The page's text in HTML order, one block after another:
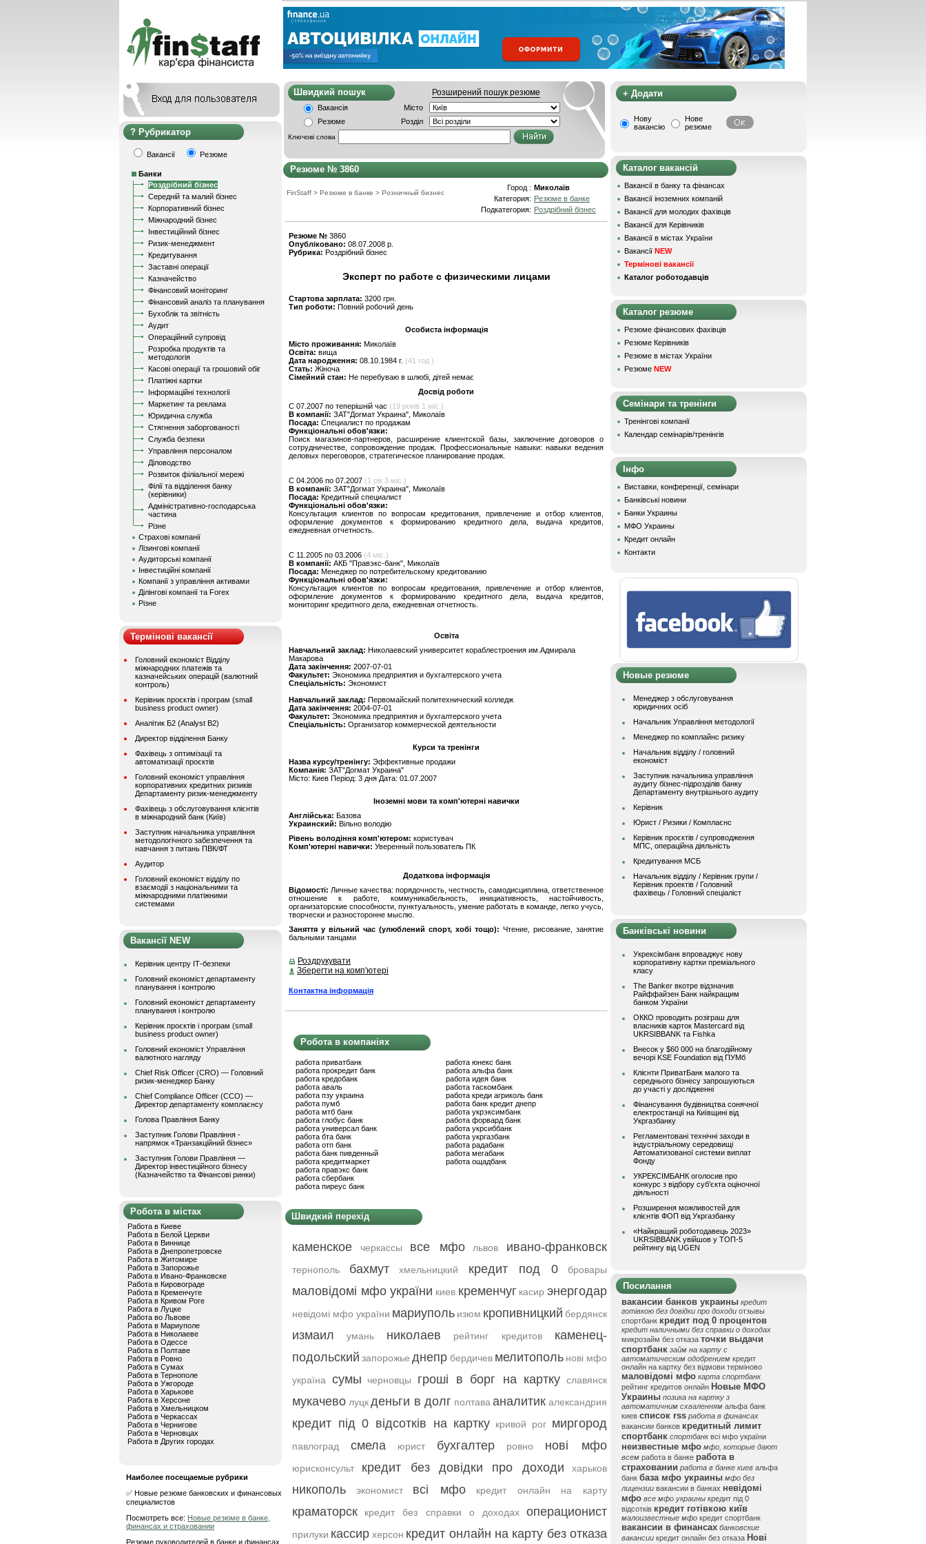
Рубрикатор
Вакансії Резюме
Банки
Роздрібний бізнес
Середній та малий бізнес
Корпоративний бізнес
Міжнародний бізнес
Інвестиційний бізнес
Ризик-менеджмент
Кредитування
Заставні операції
Казначейство
Фінансовий моніторинг
Фінансовий аналіз та планування
Бухоблік та звітність
Аудит
Операційний супровід
Розробка продуктів та
методологія
Касові операції та грошовий обіг
Платіжні картки
Інформаційні технології
Маркетинг та реклама
Юридична служба
Стягнення заборгованості
Служба безпеки
Управління персоналом
Діловодство
Розвиток філіальної мережі
Філії та відділення банку
(керівники)
Адміністративно-господарська
частина
Різне
Страхові компанії
Лізингові компанії
Аудиторські компанії
Інвестиційні компанії
Компанії з управління активами
Ділінгові компанії та Forex
Різне
Термінові вакансії
Головний економіст Відділу
міжнародних платежів та
казначейських операцій (валютний
контроль)
Керівник проєктів і програм (small
business product owner)
Аналітик Б2 (Analyst B2)
Директор відділення Банку
Фахівець з оптимізації та
автоматизації проєктів
Головний економіст управління
корпоративних кредитних ризиків
Департаменту ризик-менеджменту
Фахівець з обслуговування клієнтів
в міжнародний банк (Київ)
Заступник начальника управління
методологічного забезпечення та
навчання з питань ПВК/ФТ
Аудитор
Головний економіст відділу по
взаємодії з національними та
міжнародними платіжними
системами
Вакансії NEW
Керівник центру ІТ-безпеки
Головний економіст департаменту
планування і контролю
Головний економіст департаменту
планування і контролю
Керівник проєктів і програм (small
business product owner)
Головний економіст Управління
валютного нагляду
Chief Risk Officer (CRO) — Головний
ризик-менеджер Банку
Chief Compliance Officer (CCO) —
Директор департаменту комплаєнсу
Голова Правління Банку
Заступник Голови Правління -
напрямок «Транзакційний бізнес»
Заступник Голови Правління —
Директор інвестиційного бізнесу
(Казначейство та Фінансові ринки)
Робота в містах
Работа в Киеве
Работа в Белой Церкви
Работа в Виннице
Работа в Днепропетровске
Работа в Житомире
Работа в Запорожье
Работа в Ивано-Франковске
Работа в Кировограде
Работа в Кременчуге
Работа в Кривом Роге
Работа в Луцке
Работа во Львове
Работа в Мариуполе
Работа в Николаеве
Работа в Одессе
Работа в Полтаве
Работа в Ровно
Работа в Сумах
Работа в Тернополе
Работа в Ужгороде
Работа в Харькове
Работа в Херсоне
Работа в Хмельницком
Работа в Черкассах
Работа в Чернигове
Работа в Черновцах
Работа в Других городах
Наиболее посещаемые рубрики
✅ Новые резюме банковских и финансовых
специалистов
Посмотреть все: Новые резюме в банке,
финансах и страховании
Резюме руководителей в банке и финансах
Швидкий пошук Розширений пошук резюме
Вакансія
Місто
Резюме
Розділ
Ключові слова
Резюме № 3860
FinStaff > Резюме в банке > Розничный бизнес
Город : Миколаїв
Категория: Резюме в банке
Подкатегория: Роздрібний бізнес
Резюме № 3860
Опубліковано: 08.07.2008 р.
Рубрика: Роздрібний бізнес
Эксперт по работе с физическими лицами
Стартова зарплата: 3200 грн.
Тип роботи: Повний робочий день
Особиста інформація
Місто проживання: Миколаїв
Освіта: вища
Дата народження: 08.10.1984 г. (41 год )
Стать: Жіноча
Сімейний стан: Не перебуваю в шлюбі, дітей немає
Досвід роботи
C 07.2007 по теперішній час (19 років 1 міс.)
В компанії: ЗАТ"Догмат Украина", Миколаїв
Посада: Специалист по продажам
Функціональні обов'язки:
Поиск магазинов-партнеров, расширение клиентской базы, заключение договоров о
сотрудничестве, сопровождение продаж. Профессиональные навыки: навыки ведения
деловых переговоров, стратегическое планирование продаж.
C 04.2006 по 07.2007 (1 рік 3 міс.)
В компанії: ЗАТ"Догмат Украина", Миколаїв
Посада: Кредитный специалист
Функціональні обов'язки:
Консультация клиентов по вопросам кредитования, привлечение и отбор клиентов,
оформление документов к формированию кредитного дела, выдача кредитов,
ежедневная отчетность.
C 11.2005 по 03.2006 (4 міс.)
В компанії: АКБ "Правэкс-банк", Миколаїв
Посада: Менеджер по потребительскому кредитованию
Функціональні обов'язки:
Консультация клиентов по вопросам кредитования, привлечение и отбор клиентов,
оформление документов к формированию кредитного дела, выдача кредитов,
мониторинг кредитного дела, ежедневная отчетность.
Освіта
Навчальний заклад: Николаевский университет кораблестроения им.Адмирала
Макарова
Дата закінчення: 2007-07-01
Факультет: Экономика предприятия и бухгалтерского учета
Спеціальність: Экономист
Навчальний заклад: Первомайский политехнический колледж
Дата закінчення: 2004-07-01
Факультет: Экономика предприятия и бухгалтерского учета
Спеціальність: Организатор коммерческой деятельности
Курси та тренінги
Назва курсу/тренінгу: Эффективные продажи
Компанія: ЗАТ"Догмат Украина"
Місто: Киев Період: 3 дня Дата: 01.07.2007
Іноземні мови та комп'ютерні навички
Англійська: Базова
Украинский: Вільно володію
Рівень володіння комп'ютером: користувач
Комп'ютерні навички: Уверенный пользователь ПК
Додаткова інформація
Відомості: Личные качества: порядочность, честность, самодисциплина, ответственное
отношение к работе, коммуникабельность, инициативность, настойчивость,
организаторские способности, пунктуальность, умение работать в команде, легко учусь,
творчески и разносторонне мыслю.
Заняття у вільний час (улюблений спорт, хобі тощо): Чтение, рисование, занятие
бальными танцами
Роздрукувати
Зберегти на комп'ютері
Контактна інформація
Робота в компаніях
работа приватбанк
работа прокредит банк
работа кредобанк
работа аваль
работа пзу украина
работа пумб
работа мтб банк
работа глобус банк
работа универсал банк
работа бта банк
работа отп банк
работа банк пивденный
работа кредитмаркет
работа правэкс банк
работа сбербанк
работа пиреус банк
работа юнекс банк
работа альфа банк
работа идея банк
работа таскомбанк
работа креди агриколь банк
работа банк кредит днепр
работа укрэксимбанк
работа форвард банк
работа укрсиббанк
работа укргазбанк
работа радабанк
работа мегабанк
работа ощадбанк
Швидкий перехід
каменское черкассы все мфо львов ивано-франковск
тернополь бахмут хмельницкий кредит под 0 бровары
маловідомі мфо україни киев кременчуг касир энергодар
невідомі мфо україни мариуполь изюм кропивницкий бердянск
измаил умань николаев рейтинг кредитов
каменец-
подольский запорожье днепр бердичев мелитополь нові мфо
україна
сумы черновцы гроші в борг на картку славянск
мукачево луцк деньги в долг полтава аналитик александрия
кредит під 0 відсотків на картку кривой рог миргород
павлоград смела юрист бухгалтер ровно нові мфо
юрисконсульт кредит без довідки про доходи харьков
никополь экономист всі мфо кредит онлайн на карту
краматорск кредит без справки о доходах операционист
прилуки кассир херсон кредит онлайн на карту без отказа
+ Додати
Нову
вакансію
Нове
резюме
Каталог вакансій
Вакансії в банку та фінансах
Вакансії іноземних компаній
Вакансії для молодих фахівців
Вакансії для Керівників
Вакансії в містах України
Вакансії NEW
Термінові вакансії
Каталог роботодавців
Каталог резюме
Резюме фінансових фахівців
Резюме Керівників
Резюме в містах України
Резюме NEW
Семінари та тренінги
Тренінгові компанії
Календар семінарів/тренінгів
Інфо
Виставки, конференції, семінари
Банківські новини
Банки Украины
МФО Украины
Кредит онлайн
Контакти
Новые резюме
Менеджер з обслуговування
юридичних осіб
Начальник Управління методології
Менеджер по комплайнс ризику
Начальник відділу / головний
економіст
Заступник начальника управління
аудиту бізнес-підрозділів банку
Департаменту внутрішнього аудиту
Керівник
Юрист / Ризики / Комплаєнс
Керівник проєктів / супроводження
МПС, операційна діяльність
Кредитування МСБ
Начальник вiддiлу / Керівник групи /
Керівник проектів / Головний
фахівець / Головний спеціаліст
Банківські новини
Укрексімбанк впроваджує нову
корпоративну картки преміального
класу
The Banker вкотре відзначив
Райффайзен Банк найкращим
банком України
ОККО проводить розіграш для
власників карток Mastercard від
UKRSIBBANK та Fishka
Внесок у $60 000 на благодійному
вечорі KSE Foundation від ПУМб
Клієнти ПриватБанк малого та
середнього бізнесу запрошуються
до участі у дослідженні
Фінансування будівництва сонячної
електростанції на Київщині від
Укргазбанку
Регламентовані технічні заходи в
індустріальному середовищі
Автоматизованої системи виплат
Фонду
УКРЕКСІМБАНК оголосив про
конкурс з відбору суб’єкта оціночної
діяльності
Розширення можливостей для
клієнтів ФОП від Укргазбанку
«Найкращий роботодавець 2023»
UKRSIBBANK увійшов у ТОП-5
рейтингу від UGEN
Посилання
вакансии банков украины кредит
готівкою без довідки про доходи отзывы
спортбанк кредит под 0 процентов
кредит наличными без справки о доходах
микрозайм без отказа точки выдачи
спортбанк займ на карту с
автоматическим одобрением кредит
онлайн на картку без відмови терміново
маловідомі мфо карта спортбанк
рейтинг кредитов онлайн Новые МФО
Украины позика на картку з
автоматичним схваленням альфа банк
киев список rss работа в финансах
вакансии банков кредитный лимит
спортбанк спортбанк всі мфо україни
неизвестные мфо мфо, которые дают
всем работа в банке работа в
страховании работа в банке киев альфа
банк база мфо украины мфо без
лицензии вакансии в банках невідомі
мфо все мфо украины кредит під 0
відсотків кредит готівкою київ
малоизвестные мфо кредит спортбанк
вакансии в финансах банковские
вакансии кредит онлайн без отказа Нові